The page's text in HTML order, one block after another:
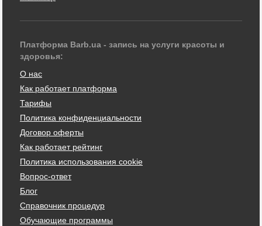
Платформа Barb.ua - запись на услуги красоты и
здоровья:
О нас
Как работает платформа
Тарифы
Политика конфиденциальности
Договор оферты
Как работает рейтинг
Политика использования cookie
Вопрос-ответ
Блог
Справочник процедур
Обучающие программы